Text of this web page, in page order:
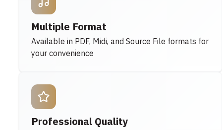
Multiple Format
Available in PDF, Midi, and Source File formats for
your convenience
Professional Quality